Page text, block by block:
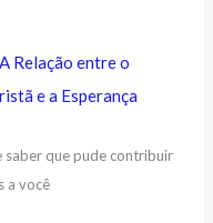
A Relação entre o
e a Esperança
saber que pude contribuir
a você